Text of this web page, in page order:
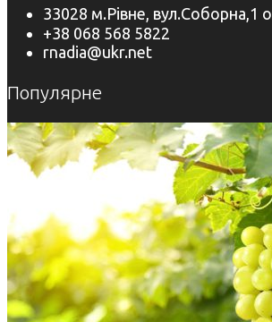
33028 м.Рівне, вул.Соборна,1
+38 068 568 5822
rnadia@ukr.net
Популярне